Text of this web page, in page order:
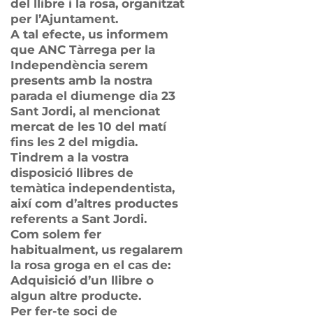
del llibre i la rosa, organitzat
per l’Ajuntament.
A tal efecte, us informem
que ANC Tàrrega per la
Independència serem
presents amb la nostra
parada el diumenge dia 23
Sant Jordi, al mencionat
mercat de les 10 del matí
fins les 2 del migdia.
Tindrem a la vostra
disposició llibres de
temàtica independentista,
així com d’altres productes
referents a Sant Jordi.
Com solem fer
habitualment, us regalarem
la rosa groga en el cas de:
Adquisició d’un llibre o
algun altre producte.
Per fer-te soci de